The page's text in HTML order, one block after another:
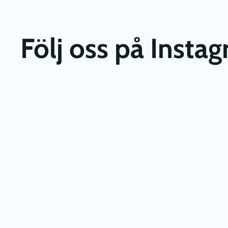
Följ oss på